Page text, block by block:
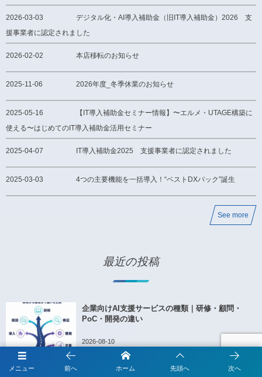
2026-03-03
デジタル化・AI導入補助金（旧IT導入補助金）2026 支
援事業者に認定されました
2026-02-02 本店移転のお知らせ
2025-11-06 2026年度_冬季休業のお知らせ
2025-05-16
【IT導入補助金セミナー情報】〜エルメ・UTAGE構築に
使える〜はじめてのIT導入補助金活用セミナー
2025-04-07 IT導入補助金2025 支援事業者に認定されました
2025-03-03 4つの主要機能を一括導入！“ベストDXパック”誕生
See more
最近の投稿
企業向けAI支援サービスの種類｜研修・顧問・
PoC・開発の違い
2026-08-10
AIエージェント開発の新潮流とは？プロンプトか
メニュー 前へ ホーム 先頭へ 次へ